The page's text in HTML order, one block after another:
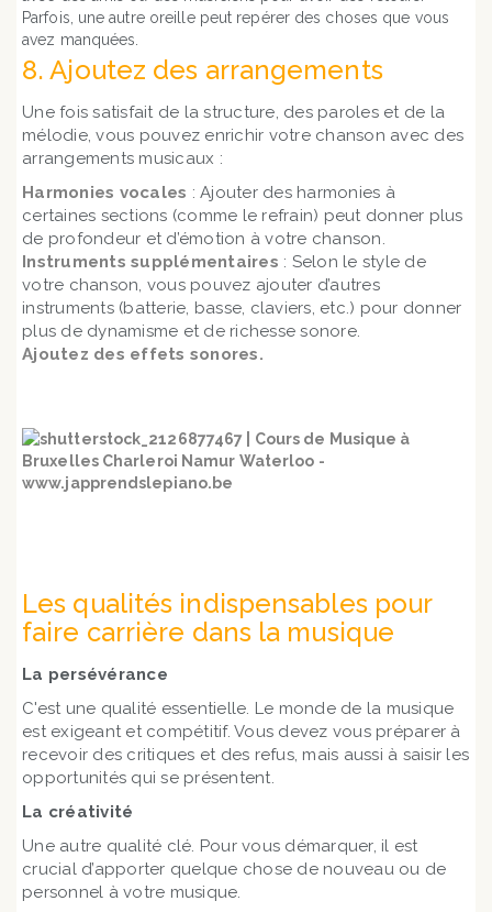
Parfois, une autre oreille peut repérer des choses que vous
avez manquées.
8. Ajoutez des arrangements
Une fois satisfait de la structure, des paroles et de la
mélodie, vous pouvez enrichir votre chanson avec des
arrangements musicaux :
Harmonies vocales : Ajouter des harmonies à
certaines sections (comme le refrain) peut donner plus
de profondeur et d’émotion à votre chanson.
Instruments supplémentaires : Selon le style de
votre chanson, vous pouvez ajouter d’autres
instruments (batterie, basse, claviers, etc.) pour donner
plus de dynamisme et de richesse sonore.
Ajoutez des effets sonores.
Les qualités indispensables pour
faire carrière dans la musique
La persévérance
C'est une qualité essentielle. Le monde de la musique
est exigeant et compétitif. Vous devez vous préparer à
recevoir des critiques et des refus, mais aussi à saisir les
opportunités qui se présentent.
La créativité
Une autre qualité clé. Pour vous démarquer, il est
crucial d’apporter quelque chose de nouveau ou de
personnel à votre musique.